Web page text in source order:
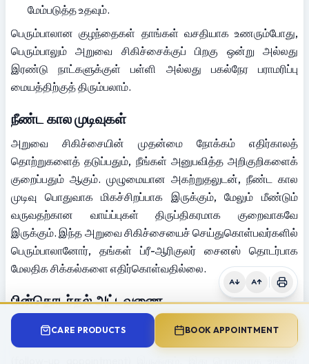
மேம்படுத்த உதவும்.
பெரும்பாலான குழந்தைகள் தாங்கள் வசதியாக உணரும்போது,
பெரும்பாலும் அறுவை சிகிச்சைக்குப் பிறகு ஒன்று அல்லது
இரண்டு நாட்களுக்குள் பள்ளி அல்லது பகல்நேர பராமரிப்பு
மையத்திற்குத் திரும்பலாம்.
நீண்ட கால முடிவுகள்
அறுவை சிகிச்சையின் முதன்மை நோக்கம் எதிர்காலத்
தொற்றுகளைத் தடுப்பதும், நீங்கள் அனுபவித்த அறிகுறிகளைக்
குறைப்பதும் ஆகும். முழுமையான அகற்றுதலுடன், நீண்ட கால
முடிவு பொதுவாக மிகச்சிறப்பாக இருக்கும், மேலும் மீண்டும்
வருவதற்கான வாய்ப்புகள் திருப்திகரமாக குறைவாகவே
இருக்கும். இந்த அறுவை சிகிச்சையைச் செய்துகொள்பவர்களில்
பெரும்பாலானோர், தங்கள் ப்ரீ-ஆரிகுலர் சைனஸ் தொடர்பாக
மேலதிக சிக்கல்களை எதிர்கொள்வதில்லை.
பின்தொடர்தல் அட்டவணை
உங்கள் காது, மூக்கு, தொண்டை (ENT) அறுவை சிகிச்சை
நிபுணருடன் உங்களுக்கு குறைந்தது ஒரு பின்தொடர்தல் சந்திப்பு
CARE PRODUCTS BOOK APPOINTMENT